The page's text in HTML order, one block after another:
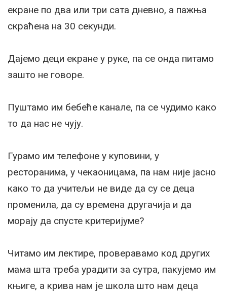
екране по два или три сата дневно, а пажња
скраћена на 30 секунди.
Дајемо деци екране у руке, па се онда питамо
зашто не говоре.
Пуштамо им бебеће канале, па се чудимо како
то да нас не чују.
Гурамо им телефоне у куповини, у
ресторанима, у чекаоницама, па нам није јасно
како то да учитељи не виде да су се деца
променила, да су времена другачија и да
морају да спусте критеријуме?
Читамо им лектире, проверавамо код других
мама шта треба урадити за сутра, пакујемо им
књиге, а крива нам је школа што нам деца